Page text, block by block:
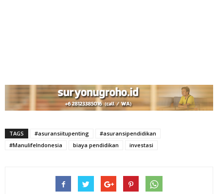
TAGS #asuransiitupenting
#asuransipendidikan
#ManulifeIndonesia
biaya pendidikan investasi